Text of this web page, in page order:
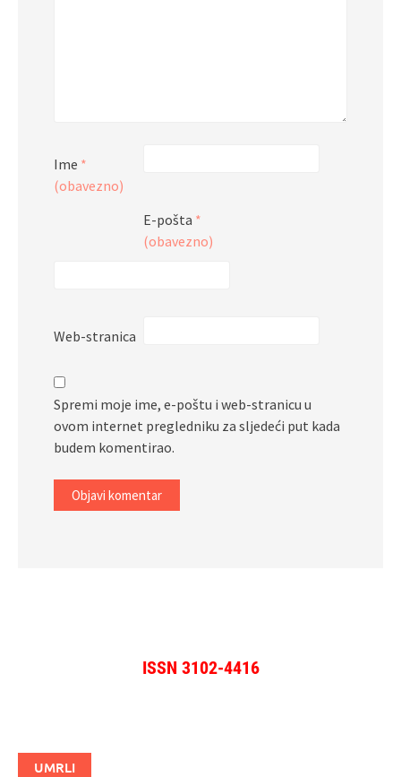
Ime *
(obavezno)
E-pošta *
(obavezno)
Web-stranica
Spremi moje ime, e-poštu i web-stranicu u
ovom internet pregledniku za sljedeći put kada
budem komentirao.
ISSN 3102-4416
UMRLI